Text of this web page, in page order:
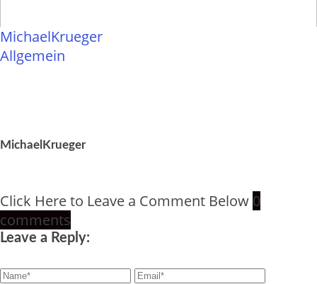
MichaelKrueger
Allgemein
MichaelKrueger
Click Here to Leave a Comment Below 0
comments
Leave a Reply: